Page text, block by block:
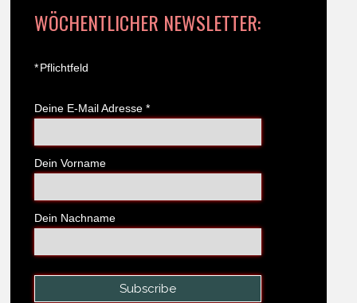
WÖCHENTLICHER NEWSLETTER:
*Pflichtfeld
Deine E-Mail Adresse *
Dein Vorname
Dein Nachname